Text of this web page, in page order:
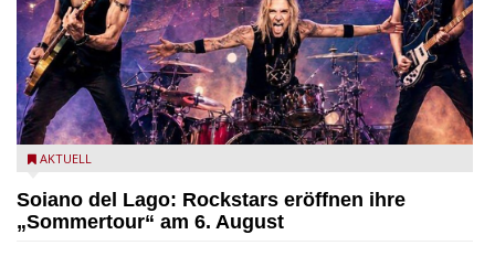
Stef Burns, Will Hunt und Andrea Torresani im Summer Rock
AKTUELL
Soiano del Lago: Rockstars eröffnen ihre
„Sommertour“ am 6. August